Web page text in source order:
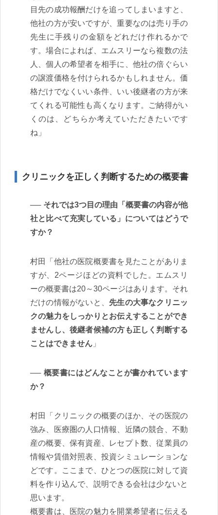
目先の成功報酬だけを追ってしまいますと、
他社の方が安いですが、重要なのは売り手の
先生に手残りの金額をどれだけ作れるかで
す。場合によれば、エムスリーなら複数の法
人、個人の希望者を相手に、他社の倍ぐらい
の譲渡価格を付けられるかもしれません。価
格だけでなくいい条件、いい後継者の方が来
てくれる可能性も高くなります。ご納得がい
くのは、どちらか考えていただきたいです
ね」
クリニックを正しく判断するための概要書
それでは3つ目の理由「概要書の内容が他
社と比べて充実している」についてはどうで
すか？
村田「他社の医院概要書を見たことがありま
すが、2ページほどの資料でした。エムスリ
ーの概要書は20～30ページはあります。それ
だけの情報がないと、 先生の大事なクリニッ
クの魅力をしっかりとお伝えすることができ
ませんし、後継者候補の方も正しく判断する
ことはできません 」
概要書にはどんなことが書かれています
か？
村田「クリニックの概要のほか、その医院の
強み、医療圏の人口情報、近隣の競合、不動
産の概要、保有資産、レセプト数、従業員の
情報や賃借対照表、投資シミュレーションな
どです。ここまで、ひとつの医院に対して資
料を作り込んで、説明できる会社は少ないと
思います。
概要書は、医院の魅力を開業希望者に伝える